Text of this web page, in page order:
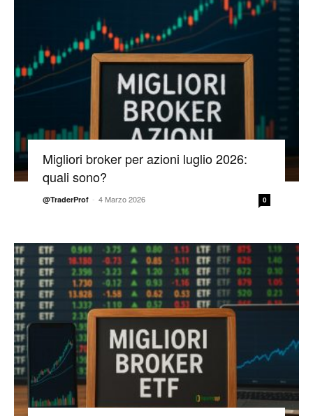
Migliori broker per azioni luglio 2026:
quali sono?
@TraderProf - 4 Marzo 2026 0